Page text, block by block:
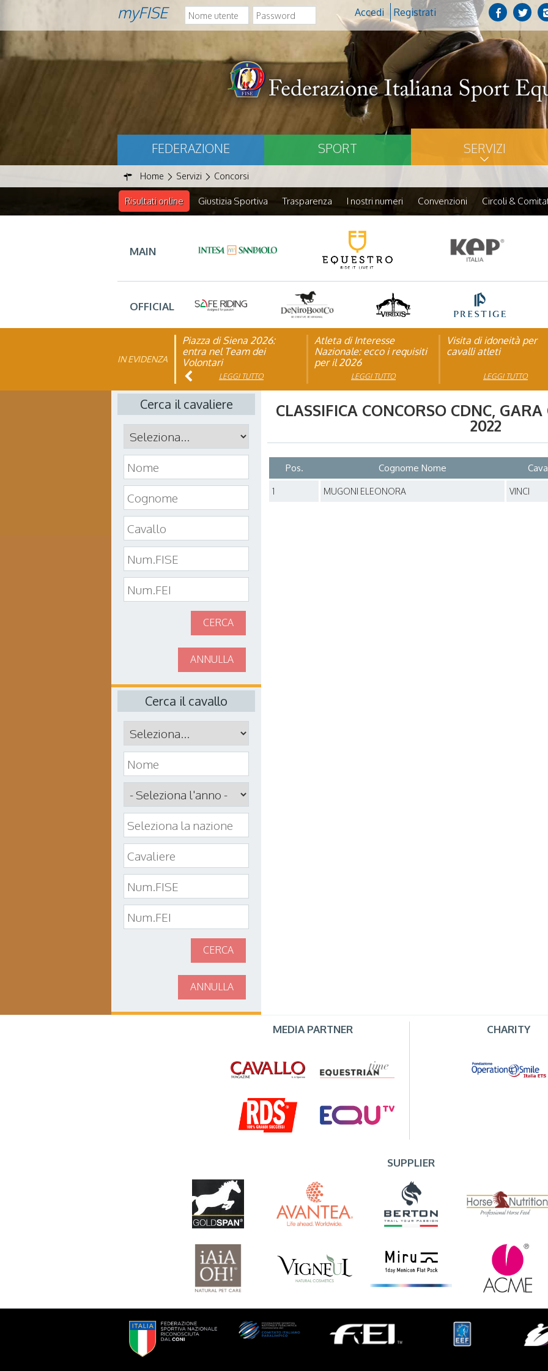
myFISE Accedi Registrati
FEDERAZIONE SPORT SERVIZI
Home Servizi Concorsi
Risultati online Giustizia Sportiva Trasparenza I nostri numeri Convenzioni Circoli &
MAIN
OFFICIAL
IN EVIDENZA
Piazza di Siena 2026:
entra nel Team dei
Volontari
LEGGI TUTTO
Atleta di Interesse
Nazionale: ecco i requisiti
per il 2026
LEGGI TUTTO
Visita di idoneità per
cavalli atleti
LEGGI TUTTO
FISE: aperta la Campagna
affiliazione 2026
LEGGI TUTTO
Natale con la FISE: al via
la nona edizione
dell’iniziativa solidale della
Federazione Italiana Sport
LEGGI TUTTO
Studente Atleta di alto
livello: pubblicato il
2025/2026LEGGI TUTTO
Cerca il cavaliere
CERCA
ANNULLA
Cerca il cavallo
CERCA
ANNULLA
CLASSIFICA CONCORSO CDNC, GARA
2022
Pos. Cognome Nome
1 MUGONI ELEONORA VINCI
MEDIA PARTNER CHARITY
SUPPLIER